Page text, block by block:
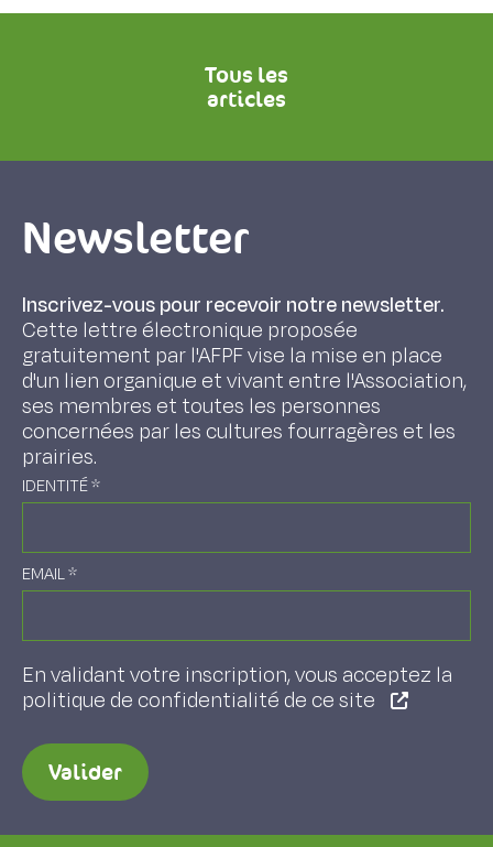
Tous les
articles
Newsletter
Inscrivez-vous pour recevoir notre newsletter.
Cette lettre électronique proposée
gratuitement par l'AFPF vise la mise en place
d'un lien organique et vivant entre l'Association,
ses membres et toutes les personnes
concernées par les cultures fourragères et les
prairies.
IDENTITÉ*
EMAIL*
En validant votre inscription, vous acceptez la
politique de confidentialité de ce site
Valider